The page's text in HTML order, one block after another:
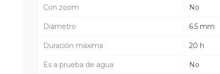
Con zoom No
Diámetro 6.5 mm
Duración máxima 20 h
Es a prueba de agua No